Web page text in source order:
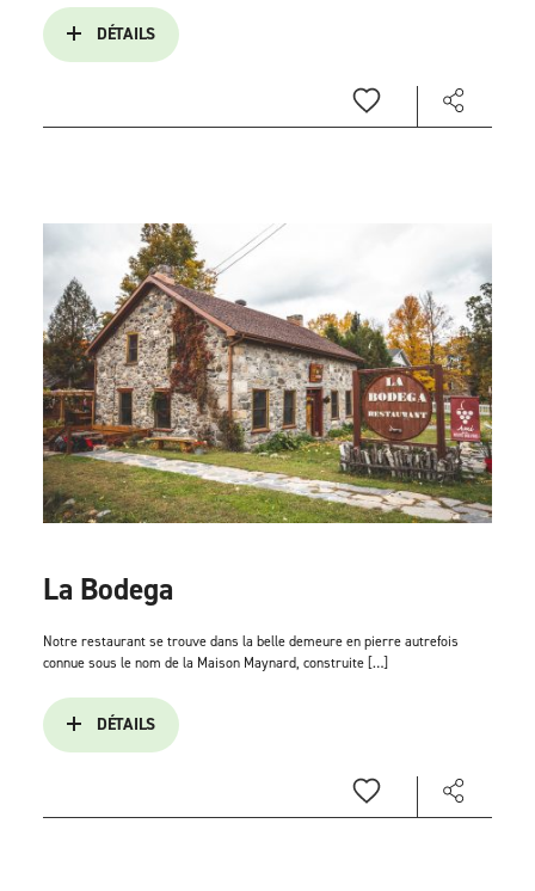
DÉTAILS
La Bodega
Notre restaurant se trouve dans la belle demeure en pierre autrefois
connue sous le nom de la Maison Maynard, construite […]
DÉTAILS